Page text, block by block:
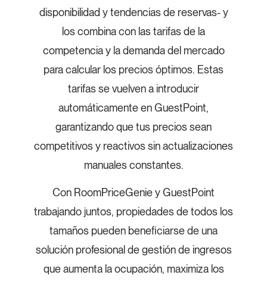
disponibilidad y tendencias de reservas- y
los combina con las tarifas de la
competencia y la demanda del mercado
para calcular los precios óptimos. Estas
tarifas se vuelven a introducir
automáticamente en GuestPoint,
garantizando que tus precios sean
competitivos y reactivos sin actualizaciones
manuales constantes.
Con RoomPriceGenie y GuestPoint
trabajando juntos, propiedades de todos los
tamaños pueden beneficiarse de una
solución profesional de gestión de ingresos
que aumenta la ocupación, maximiza los